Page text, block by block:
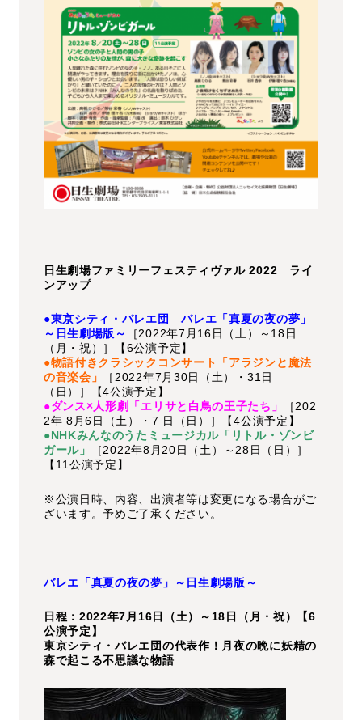
日生劇場ファミリーフェスティヴァル 2022 ライ
ンアップ
●東京シティ・バレエ団 バレエ「真夏の夜の夢」
～日生劇場版～
［2022年7月16日（土）～18日
（月・祝）］【6公演予定】
●物語付きクラシックコンサート「アラジンと魔法
の音楽会」
［2022年7月30日（土）・31日
（日）］【4公演予定】
●ダンス×人形劇「エリサと白鳥の王子たち」
［202
2年 8月6日（土）・7 日（日）］【4公演予定】
●NHKみんなのうたミュージカル「リトル・ゾンビ
ガール」
［2022年8月20日（土）～28日（日）］
【11公演予定】
※公演日時、内容、出演者等は変更になる場合がご
ざいます。予めご了承ください。
バレエ「真夏の夜の夢」～日生劇場版～
日程：2022年7月16日（土）～18日（月・祝）【6
公演予定】
東京シティ・バレエ団の代表作！月夜の晩に妖精の
森で起こる不思議な物語